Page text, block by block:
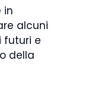
in
alcuni
futuri e
della